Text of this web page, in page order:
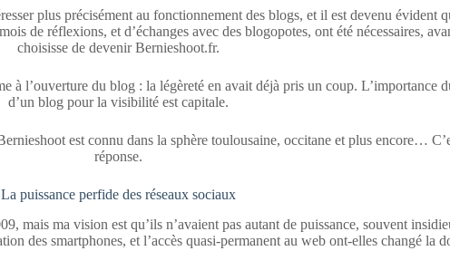
plus précisément au fonctionnement des blogs, et il est devenu évident
de réflexions, et d’échanges avec des blogopotes, ont été nécessaires,
choisisse de devenir Bernieshoot.fr.
à l’ouverture du blog : la légèreté en avait déjà pris un coup. L’importance
d’un blog pour la visibilité est capitale.
est connu dans la sphère toulousaine, occitane et plus encore…
réponse.
La puissance perfide des réseaux sociaux
mais ma vision est qu’ils n’avaient pas autant de puissance, souvent
des smartphones, et l’accès quasi-permanent au web ont-elles changé la